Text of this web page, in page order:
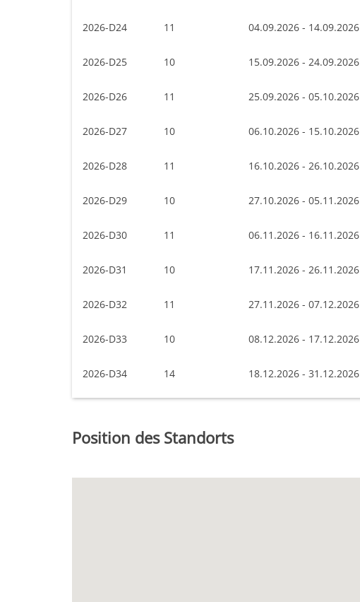
2026-D24 11 04.09.2026 - 14.09.2026
2026-D25 10 15.09.2026 - 24.09.2026
2026-D26 11 25.09.2026 - 05.10.2026
2026-D27 10 06.10.2026 - 15.10.2026
2026-D28 11 16.10.2026 - 26.10.2026
2026-D29 10 27.10.2026 - 05.11.2026
2026-D30 11 06.11.2026 - 16.11.2026
2026-D31 10 17.11.2026 - 26.11.2026
2026-D32 11 27.11.2026 - 07.12.2026
2026-D33 10 08.12.2026 - 17.12.2026
2026-D34 14 18.12.2026 - 31.12.2026
Position des Standorts